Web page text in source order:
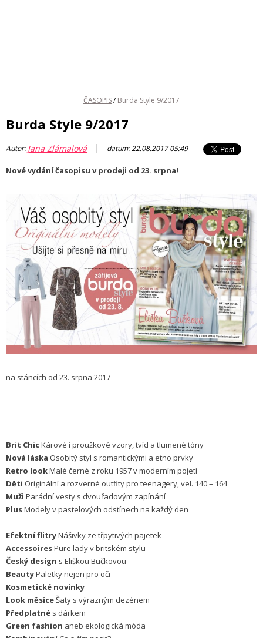
ČASOPIS/ Burda Style 9/2017
Burda Style 9/2017
Autor:Jana Zlámalová | datum: 22.08.2017 05:49
Nové vydání časopisu v prodeji od 23. srpna!
na stáncích od 23. srpna 2017
Brit ChicKárové i proužkové vzory, tvíd a tlumené tóny
Nová láska Osobitý styl s romantickými a etno prvky
Retro lookMalé černé z roku 1957 v moderním pojetí
Děti Originální a rozverné outfity pro teenagery, vel. 140 – 164
Muži Parádní vesty s dvouřadovým zapínání
PlusModely v pastelových odstínech na každý den
Efektní flitryNášivky ze třpytivých pajetek
AccessoiresPure lady v britském stylu
Český design s Eliškou Bučkovou
BeautyPaletky nejen pro oči
Kosmetické novinky
Look měsíceŠaty s výrazným dezénem
Předplatné s dárkem
Green fashion aneb ekologická móda